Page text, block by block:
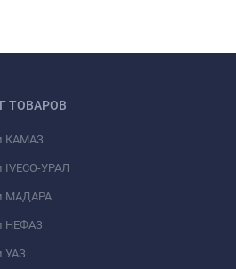
ТОВАРОВ
КАМАЗ
IVECO-УРАЛ
МАДАРА
НЕФАЗ
УАЗ